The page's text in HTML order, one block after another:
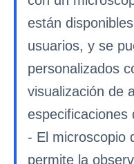
están
usuarios, y se
personalizados
visualización de
especificaciones
- El microscopio
permite la